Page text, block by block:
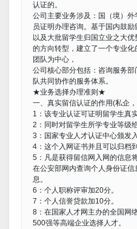
认证的。
公司主要业务涉及：国（境）
员证明办理咨询。基于国内鼓
以及大批留学生归国立业之大
的方向转型，建立了一个专业
团队为中心，
公司核心部分包括：咨询服务
队共同协作的服务体系。
★业务选择办理准则★
一、真实留信认证的作用(私企
1：该专业认证可证明留学生真
2：同时对留学生所学专业等级
3：国家专业人才认证中心颁发
4：这个入网证书并且可以归档
5：凡是获得留信网入网的信息
在公安部网内查询个人身份证
息。
6：个人职称评审加20分。
7：个人信誉贷款加10分。
8：在国家人才网主办的全国网
500强等高端企业选择人才。